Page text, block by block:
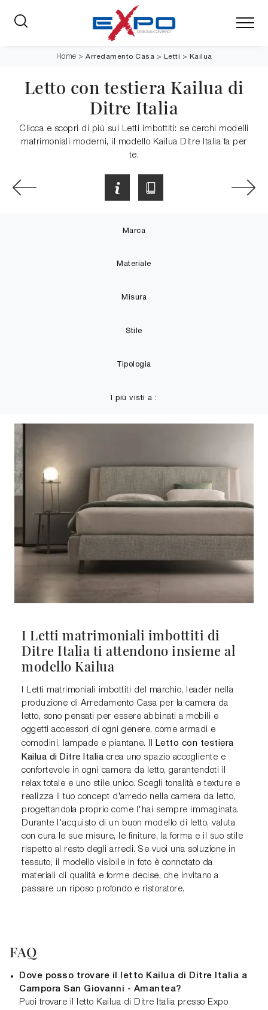
Home > Arredamento Casa > Letti > Kailua
Letto con testiera Kailua di
Ditre Italia
Clicca e scopri di più sui Letti imbottiti: se cerchi modelli
matrimoniali moderni, il modello Kailua Ditre Italia fa per
te.
Marca
Materiale
Misura
Stile
Tipologia
I più visti a :
I Letti matrimoniali imbottiti di
Ditre Italia ti attendono insieme al
modello Kailua
I Letti matrimoniali imbottiti del marchio, leader nella
produzione di Arredamento Casa per la camera da
letto, sono pensati per essere abbinati a mobili e
oggetti accessori di ogni genere, come armadi e
comodini, lampade e piantane. Il Letto con testiera
Kailua di Ditre Italia crea uno spazio accogliente e
confortevole in ogni camera da letto, garantendoti il
relax totale e uno stile unico. Scegli tonalità e texture e
realizza il tuo concept d’arredo nella camera da letto,
progettandola proprio come l'hai sempre immaginata.
Durante l'acquisto di un buon modello di letto, valuta
con cura le sue misure, le finiture, la forma e il suo stile
rispetto al resto degli arredi. Se vuoi una soluzione in
tessuto, il modello visibile in foto è connotato da
materiali di qualità e forme decise, che invitano a
passare un riposo profondo e ristoratore.
FAQ
Dove posso trovare il letto Kailua di Ditre Italia a
Campora San Giovanni - Amantea?
Puoi trovare il letto Kailua di Ditre Italia presso Expo